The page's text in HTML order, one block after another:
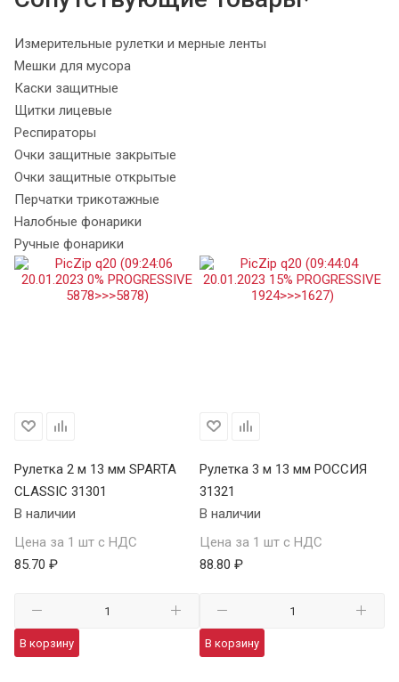
Измерительные рулетки и мерные ленты
Мешки для мусора
Каски защитные
Щитки лицевые
Респираторы
Очки защитные закрытые
Очки защитные открытые
Перчатки трикотажные
Налобные фонарики
Ручные фонарики
Рулетка 2 м 13 мм SPARTA
CLASSIC 31301
В наличии
Цена за 1 шт с НДС
85.70 ₽
В корзину
Рулетка 3 м 13 мм РОССИЯ
31321
В наличии
Цена за 1 шт с НДС
88.80 ₽
В корзину